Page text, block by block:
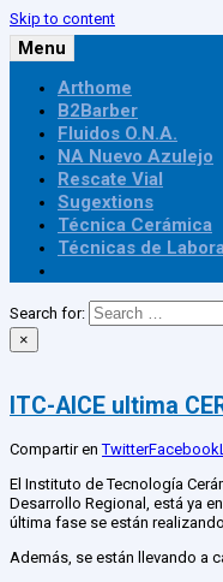
Skip to content
Publica
Menu
Arthome
B2Barber
Fluidos O.N.A.
NA Nuevo Azulejo
Rescate Vial
Sugextions
Técnica Cerámica
Técnicas de
Search for:
×
ITC-AICE ultima
Compartir enTwitterFacebook
El Instituto de Tecnología
Desarrollo Regional, está ya
última fase se están
Además, se están llevando a